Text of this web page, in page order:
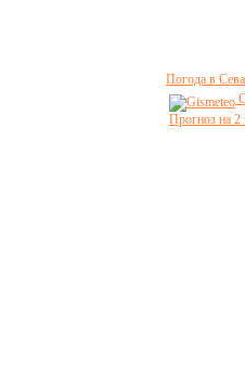
Погода в
Прогноз на 2